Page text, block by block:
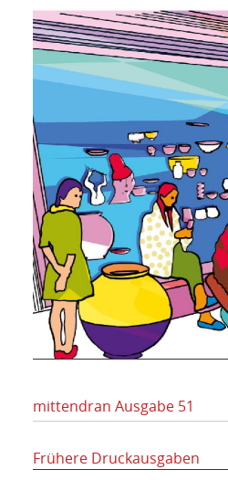
mittendran Ausgabe 51
Frühere Druckausgaben